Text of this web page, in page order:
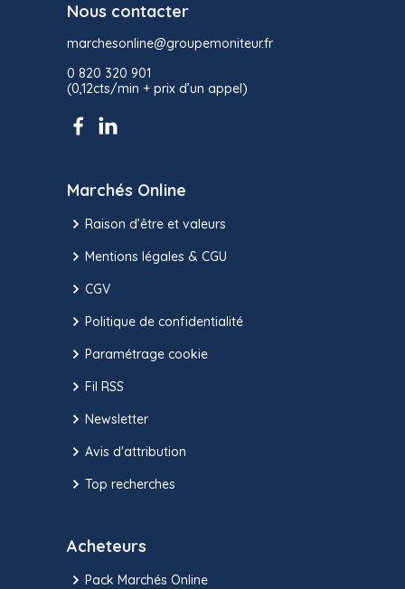
Nous contacter
marchesonline@groupemoniteur.fr
0 820 320 901
(0,12cts/min + prix d’un appel)
Marchés Online
Raison d’être et valeurs
Mentions légales & CGU
CGV
Politique de confidentialité
Paramétrage cookie
Fil RSS
Newsletter
Avis d'attribution
Top recherches
Acheteurs
Pack Marchés Online